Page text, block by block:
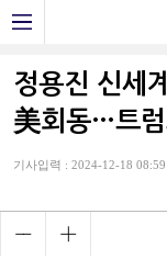
정용진 신세
美회동…트
기사입력 : 2024-12-18 08:59